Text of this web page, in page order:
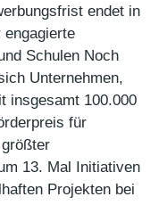
endet in
Schulen Noch
Unternehmen,
insgesamt 100.000
für
13. Mal Initiativen
Projekten bei